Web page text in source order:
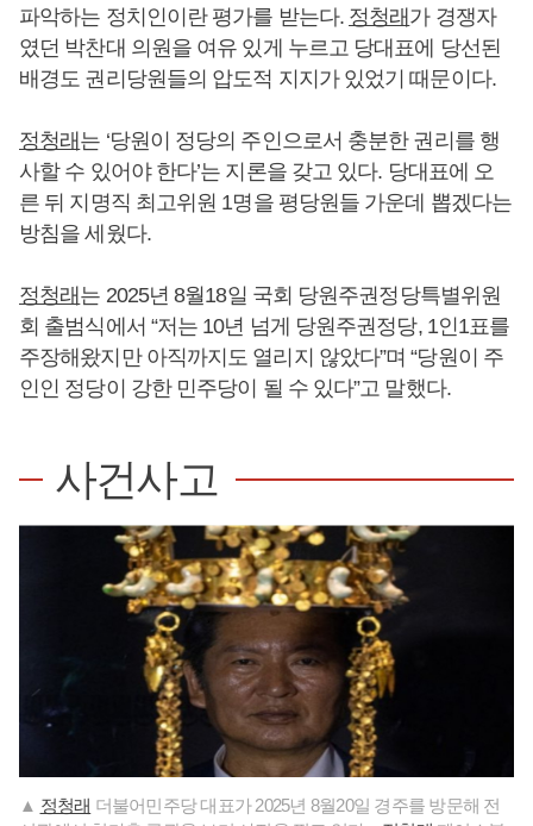
파악하는 정치인이란 평가를 받는다. 정청래 가 경쟁자
였던 박찬대 의원을 여유 있게 누르고 당대표에 당선된
배경도 권리당원들의 압도적 지지가 있었기 때문이다.
정청래 는 ‘당원이 정당의 주인으로서 충분한 권리를 행
사할 수 있어야 한다’는 지론을 갖고 있다. 당대표에 오
른 뒤 지명직 최고위원 1명을 평당원들 가운데 뽑겠다는
방침을 세웠다.
정청래 는 2025년 8월18일 국회 당원주권정당특별위원
회 출범식에서 “저는 10년 넘게 당원주권정당, 1인1표를
주장해왔지만 아직까지도 열리지 않았다”며 “당원이 주
인인 정당이 강한 민주당이 될 수 있다”고 말했다.
사건사고
▲ 정청래 더불어민주당 대표가 2025년 8월20일 경주를 방문해 전